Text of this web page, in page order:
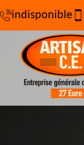
indisponible